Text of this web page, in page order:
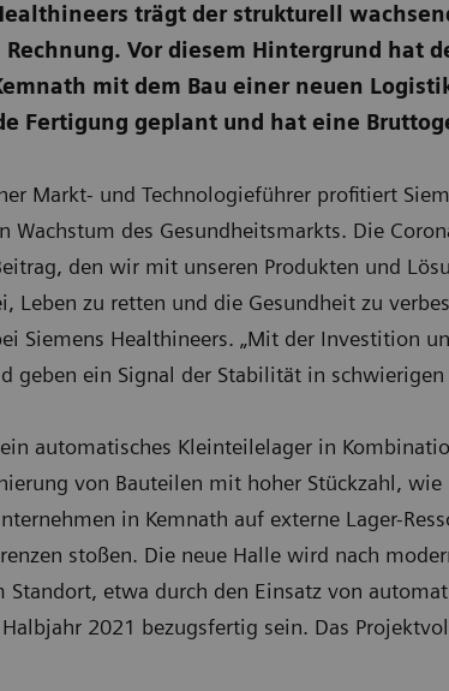
trägt der strukturell
Rechnung. Vor diesem Hintergrund hat
mit dem Bau einer neuen
Fertigung geplant und hat eine
Markt- und Technologieführer profitiert
Wachstum des Gesundheitsmarkts. Die
den wir mit unseren Produkten und
Leben zu retten und die Gesundheit zu
Siemens Healthineers. „Mit der Investition
geben ein Signal der Stabilität in schwierigen
automatisches Kleinteilelager in
von Bauteilen mit hoher Stückzahl,
in Kemnath auf externe Lager-
stoßen. Die neue Halle wird nach
Standort, etwa durch den Einsatz von
2021 bezugsfertig sein. Das